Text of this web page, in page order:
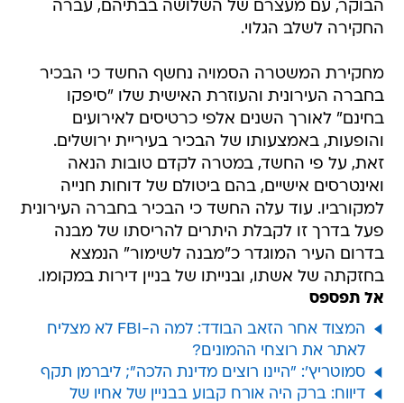
הבוקר, עם מעצרם של השלושה בבתיהם, עברה
החקירה לשלב הגלוי.
מחקירת המשטרה הסמויה נחשף החשד כי הבכיר
בחברה העירונית והעוזרת האישית שלו "סיפקו
בחינם" לאורך השנים אלפי כרטיסים לאירועים
והופעות, באמצעותו של הבכיר בעיריית ירושלים.
זאת, על פי החשד, במטרה לקדם טובות הנאה
ואינטרסים אישיים, בהם ביטולם של דוחות חנייה
למקורביו. עוד עלה החשד כי הבכיר בחברה העירונית
פעל בדרך זו לקבלת היתרים להריסתו של מבנה
בדרום העיר המוגדר כ"מבנה לשימור" הנמצא
בחזקתה של אשתו, ובנייתו של בניין דירות במקומו.
אל תפספס
המצוד אחר הזאב הבודד: למה ה-FBI לא מצליח
לאתר את רוצחי ההמונים?
סמוטריץ': "היינו רוצים מדינת הלכה"; ליברמן תקף
דיווח: ברק היה אורח קבוע בבניין של אחיו של